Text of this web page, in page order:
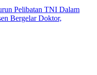
Pelibatan TNI Dalam
Bergelar Doktor,